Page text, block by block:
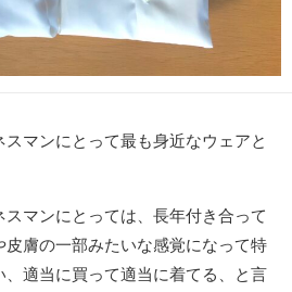
マンにとって最も身近なウェアと
マンにとっては、長年付き合って
皮膚の一部みたいな感覚になって特
適当に買って適当に着てる、と言